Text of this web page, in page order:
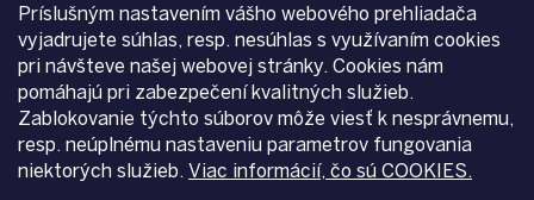
Príslušným nastavením vášho webového prehliadača
vyjadrujete súhlas, resp. nesúhlas s využívaním cookies
pri návšteve našej webovej stránky. Cookies nám
pomáhajú pri zabezpečení kvalitných služieb.
Zablokovanie týchto súborov môže viesť k nesprávnemu,
resp. neúplnému nastaveniu parametrov fungovania
niektorých služieb. Viac informácií, čo sú COOKIES.
Vytvoril Shoptet